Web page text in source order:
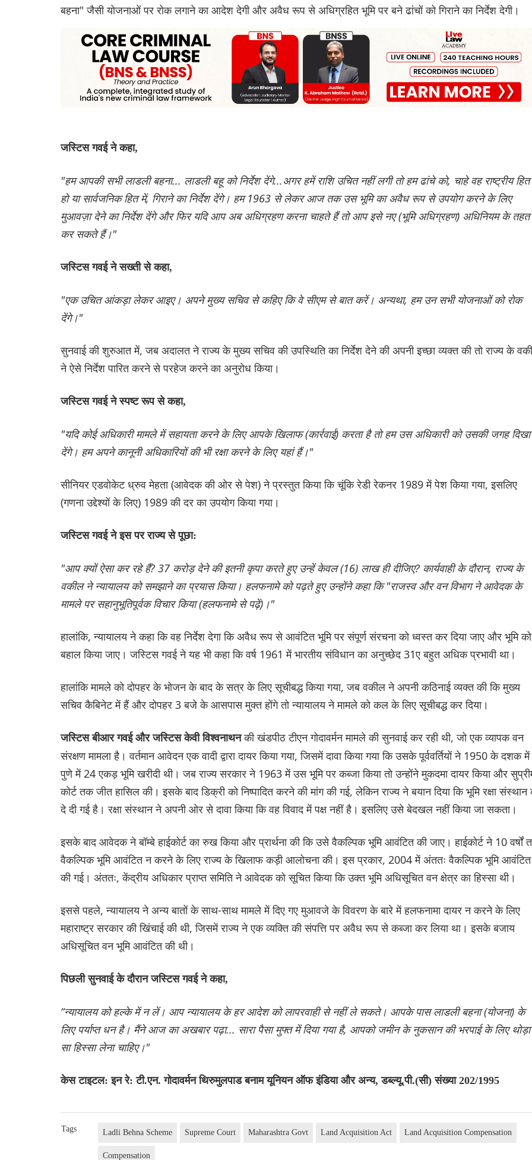
बहना" जैसी योजनाओं पर रोक लगाने का आदेश देगी और अवैध रूप से अधिग्रहित भूमि पर बने ढांचों को गिराने का निर्देश देगी।
जस्टिस गवई ने कहा,
"हम आपकी सभी लाडली बहना... लाडली बहू को निर्देश देंगे...अगर हमें राशि उचित नहीं लगी तो हम ढांचे को, चाहे वह राष्ट्रीय
हो या सार्वजनिक हित में, गिराने का निर्देश देंगे। हम 1963 से लेकर आज तक उस भूमि का अवैध रूप से उपयोग करने के लिए
मुआवज़ा देने का निर्देश देंगे और फिर यदि आप अब अधिग्रहण करना चाहते हैं तो आप इसे नए (भूमि अधिग्रहण) अधिनियम के तहत
कर सकते हैं।"
जस्टिस गवई ने सख्ती से कहा,
"एक उचित आंकड़ा लेकर आइए। अपने मुख्य सचिव से कहिए कि वे सीएम से बात करें। अन्यथा, हम उन सभी योजनाओं को रोक
देंगे।"
सुनवाई की शुरुआत में, जब अदालत ने राज्य के मुख्य सचिव की उपस्थिति का निर्देश देने की अपनी इच्छा व्यक्त की तो राज्य के
ने ऐसे निर्देश पारित करने से परहेज करने का अनुरोध किया।
जस्टिस गवई ने स्पष्ट रूप से कहा,
"यदि कोई अधिकारी मामले में सहायता करने के लिए आपके खिलाफ (कार्रवाई) करता है तो हम उस अधिकारी को उसकी जगह दिखा
देंगे। हम अपने कानूनी अधिकारियों की भी रक्षा करने के लिए यहां हैं।"
सीनियर एडवोकेट ध्रुव मेहता (आवेदक की ओर से पेश) ने प्रस्तुत किया कि चूंकि रेडी रेकनर 1989 में पेश किया गया, इसलिए
(गणना उद्देश्यों के लिए) 1989 की दर का उपयोग किया गया।
जस्टिस गवई ने इस पर राज्य से पूछा:
"आप क्यों ऐसा कर रहे हैं? 37 करोड़ देने की इतनी कृपा करते हुए उन्हें केवल (16) लाख ही दीजिए? कार्यवाही के दौरान, राज्य के
वकील ने न्यायालय को समझाने का प्रयास किया। हलफनामे को पढ़ते हुए उन्होंने कहा कि "राजस्व और वन विभाग ने आवेदक के
मामले पर सहानुभूतिपूर्वक विचार किया (हलफनामे से पढ़ें)।"
हालांकि, न्यायालय ने कहा कि वह निर्देश देगा कि अवैध रूप से आवंटित भूमि पर संपूर्ण संरचना को ध्वस्त कर दिया जाए और भूमि को
बहाल किया जाए। जस्टिस गवई ने यह भी कहा कि वर्ष 1961 में भारतीय संविधान का अनुच्छेद 31ए बहुत अधिक प्रभावी था।
हालांकि मामले को दोपहर के भोजन के बाद के सत्र के लिए सूचीबद्ध किया गया, जब वकील ने अपनी कठिनाई व्यक्त की कि मुख्य
सचिव कैबिनेट में हैं और दोपहर 3 बजे के आसपास मुक्त होंगे तो न्यायालय ने मामले को कल के लिए सूचीबद्ध कर दिया।
जस्टिस बीआर गवई और जस्टिस केवी विश्वनाथनकी खंडपीठ टीएन गोदावर्मन मामले की सुनवाई कर रही थी, जो एक व्यापक वन
संरक्षण मामला है। वर्तमान आवेदन एक वादी द्वारा दायर किया गया, जिसमें दावा किया गया कि उसके पूर्ववर्तियों ने 1950 के दशक में
पुणे में 24 एकड़ भूमि खरीदी थी। जब राज्य सरकार ने 1963 में उस भूमि पर कब्जा किया तो उन्होंने मुकदमा दायर किया और
कोर्ट तक जीत हासिल की। ​​इसके बाद डिक्री को निष्पादित करने की मांग की गई, लेकिन राज्य ने बयान दिया कि भूमि रक्षा संस्थान
दे दी गई है। रक्षा संस्थान ने अपनी ओर से दावा किया कि वह विवाद में पक्ष नहीं है। इसलिए उसे बेदखल नहीं किया जा सकता।
इसके बाद आवेदक ने बॉम्बे हाईकोर्ट का रुख किया और प्रार्थना की कि उसे वैकल्पिक भूमि आवंटित की जाए। हाईकोर्ट ने 10 वर्षों
वैकल्पिक भूमि आवंटित न करने के लिए राज्य के खिलाफ कड़ी आलोचना की। इस प्रकार, 2004 में अंततः वैकल्पिक भूमि आवंटित
की गई। अंततः, केंद्रीय अधिकार प्राप्त समिति ने आवेदक को सूचित किया कि उक्त भूमि अधिसूचित वन क्षेत्र का हिस्सा थी।
इससे पहले, न्यायालय ने अन्य बातों के साथ-साथ मामले में दिए गए मुआवजे के विवरण के बारे में हलफनामा दायर न करने के लिए
महाराष्ट्र सरकार की खिंचाई की थी, जिसमें राज्य ने एक व्यक्ति की संपत्ति पर अवैध रूप से कब्जा कर लिया था। इसके बजाय
अधिसूचित वन भूमि आवंटित की थी।
पिछली सुनवाई के दौरान जस्टिस गवई ने कहा,
“न्यायालय को हल्के में न लें। आप न्यायालय के हर आदेश को लापरवाही से नहीं ले सकते। आपके पास लाडली बहना (योजना) के
लिए पर्याप्त धन है। मैंने आज का अखबार पढ़ा... सारा पैसा मुफ्त में दिया गया है, आपको जमीन के नुकसान की भरपाई के लिए थोड़ा
सा हिस्सा लेना चाहिए।"
केस टाइटल: इन रे: टी.एन. गोदावर्मन थिरुमुलपाड बनाम यूनियन ऑफ इंडिया और अन्य, डब्ल्यू.पी.(सी) संख्या 202/1995
Tags Ladli Behna Scheme Supreme Court Maharashtra Govt Land Acquisition Act Land Acquisition Compensation
Compensation